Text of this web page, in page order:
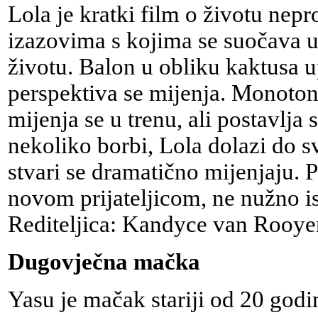
Lola je kratki film o životu
izazovima s kojima se suočava
životu. Balon u obliku kaktusa
perspektiva se mijenja.
mijenja se u trenu, ali postavlja
nekoliko borbi, Lola dolazi do
stvari se dramatično mijenjaju.
novom prijateljicom, ne nužno
Rediteljica: Kandyce van
Dugovječna mačka
Yasu je mačak stariji od 20